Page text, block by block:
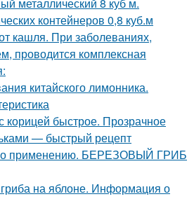
контейнеров 0,8 куб.м
кашля. При заболеваниях,
проводится комплексная
китайского лимонника.
корицей быстрое. Прозрачное
— быстрый рецепт
по применению. БЕРЕЗОВЫЙ ГРИБ
гриба на яблоне. Информация о